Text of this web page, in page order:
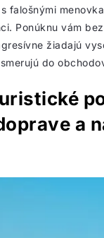
falošnými
Ponúknu vám
žiadajú
do
a